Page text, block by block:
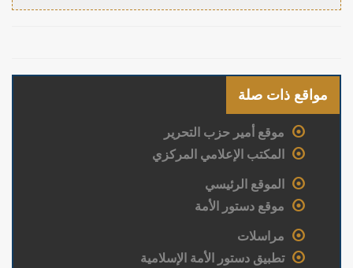
مواقع ذات صلة
موقع أمير حزب التحرير
المكتب الإعلامي المركزي
الموقع الرئيسي
موقع دستور الأمة
مراسلات
تطبيق دستور الأمة الإسلامية